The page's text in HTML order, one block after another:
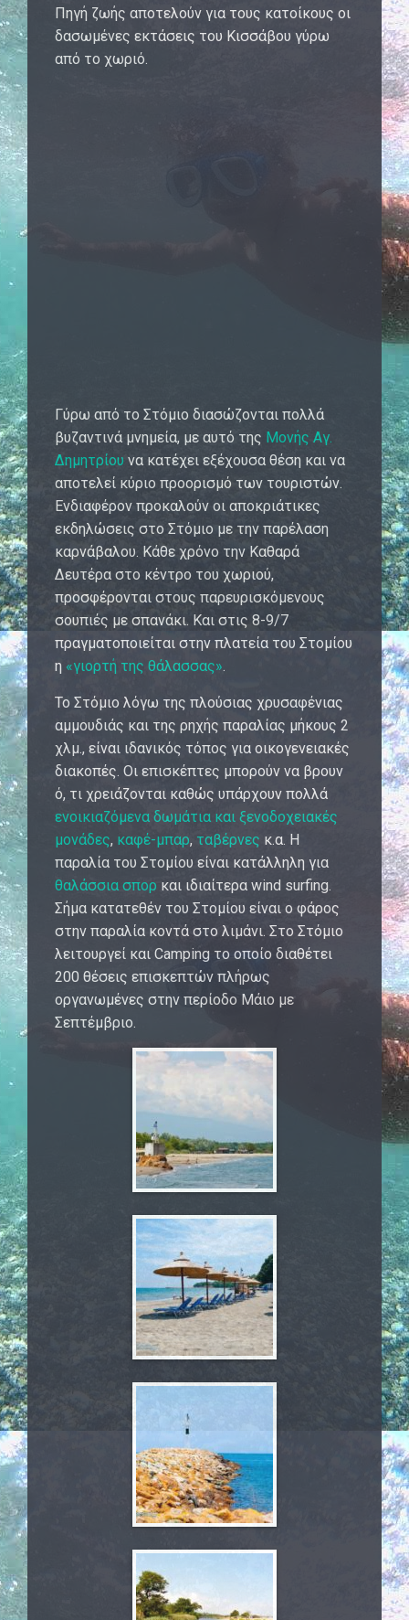
Πηγή ζωής αποτελούν για τους κατοίκους οι
δασωμένες εκτάσεις του Κισσάβου γύρω
από το χωριό.
Γύρω από το Στόμιο διασώζονται πολλά
βυζαντινά μνημεία, με αυτό της Μονής Αγ.
Δημητρίου να κατέχει εξέχουσα θέση και να
αποτελεί κύριο προορισμό των τουριστών.
Ενδιαφέρον προκαλούν οι αποκριάτικες
εκδηλώσεις στο Στόμιο με την παρέλαση
καρνάβαλου. Κάθε χρόνο την Καθαρά
Δευτέρα στο κέντρο του χωριού,
προσφέρονται στους παρευρισκόμενους
σουπιές με σπανάκι. Και στις 8-9/7
πραγματοποιείται στην πλατεία του Στομίου
η «γιορτή της θάλασσας».
Το Στόμιο λόγω της πλούσιας χρυσαφένιας
αμμουδιάς και της ρηχής παραλίας μήκους 2
χλμ., είναι ιδανικός τόπος για οικογενειακές
διακοπές. Οι επισκέπτες μπορούν να βρουν
ό, τι χρειάζονται καθώς υπάρχουν πολλά
ενοικιαζόμενα δωμάτια και ξενοδοχειακές
μονάδες, καφέ-μπαρ, ταβέρνες κ.α. Η
παραλία του Στομίου είναι κατάλληλη για
θαλάσσια σπορ και ιδιαίτερα wind surfing.
Σήμα κατατεθέν του Στομίου είναι ο φάρος
στην παραλία κοντά στο λιμάνι. Στο Στόμιο
λειτουργεί και Camping το οποίο διαθέτει
200 θέσεις επισκεπτών πλήρως
οργανωμένες στην περίοδο Μάιο με
Σεπτέμβριο.